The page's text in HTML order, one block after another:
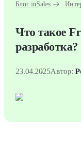
Блог inSales
Что такое
разработка?
23.04.2025Автор: